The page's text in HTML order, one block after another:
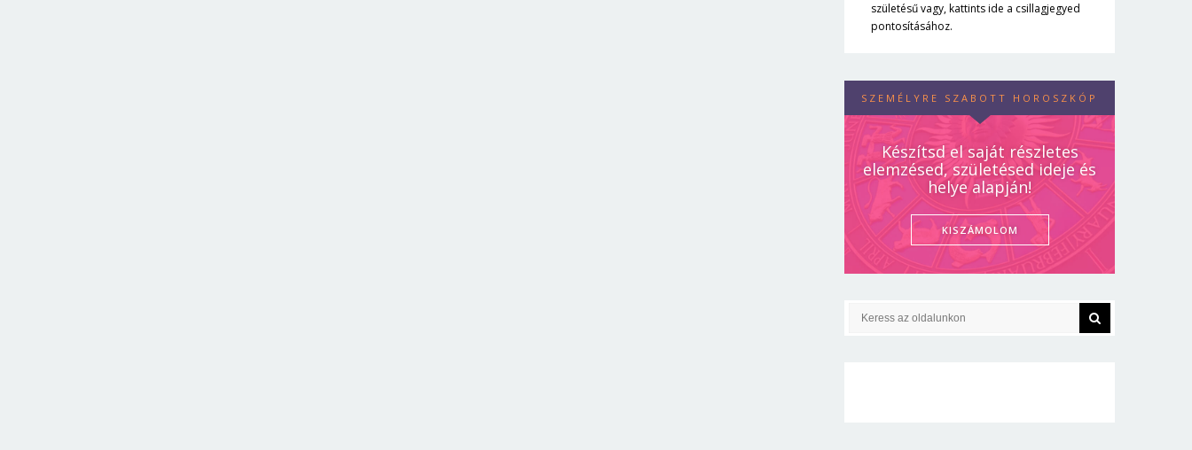
születésű vagy, kattints ide a csillagjegyed
pontosításához.
SZEMÉLYRE SZABOTT HOROSZKÓP
Készítsd el saját részletes
elemzésed, születésed ideje és
helye alapján!
KISZÁMOLOM